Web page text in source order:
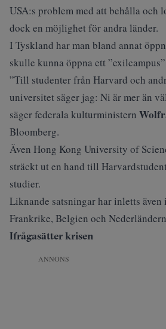
USA:s problem med att behålla och
dock en möjlighet för andra länder.
I Tyskland har man bland annat
skulle kunna öppna ett
”Till studenter från Harvard och
universitet säger jag: Ni är mer än
säger federala kulturministern
Bloomberg.
Även Hong Kong University of
sträckt ut en hand till
studier.
Liknande satsningar har inletts även
Frankrike, Belgien och
Ifrågasätter krisen
ANNONS